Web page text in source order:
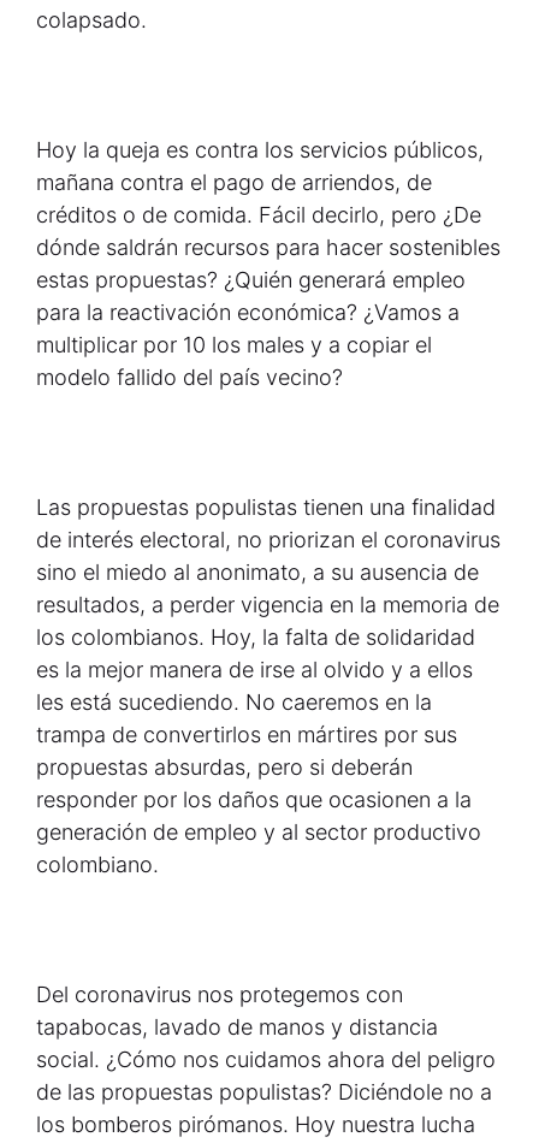
colapsado.
Hoy la queja es contra los servicios públicos,
mañana contra el pago de arriendos, de
créditos o de comida. Fácil decirlo, pero ¿De
dónde saldrán recursos para hacer sostenibles
estas propuestas? ¿Quién generará empleo
para la reactivación económica? ¿Vamos a
multiplicar por 10 los males y a copiar el
modelo fallido del país vecino?
Las propuestas populistas tienen una finalidad
de interés electoral, no priorizan el coronavirus
sino el miedo al anonimato, a su ausencia de
resultados, a perder vigencia en la memoria de
los colombianos. Hoy, la falta de solidaridad
es la mejor manera de irse al olvido y a ellos
les está sucediendo. No caeremos en la
trampa de convertirlos en mártires por sus
propuestas absurdas, pero si deberán
responder por los daños que ocasionen a la
generación de empleo y al sector productivo
colombiano.
Del coronavirus nos protegemos con
tapabocas, lavado de manos y distancia
social. ¿Cómo nos cuidamos ahora del peligro
de las propuestas populistas? Diciéndole no a
los bomberos pirómanos. Hoy nuestra lucha